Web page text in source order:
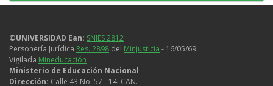
personales
©UNIVERSIDAD Ean: SNIES 2812
Personería Jurídica Res. 2898 del Minjusticia - 16/05/69
Vigilada Mineducación
Ministerio de Educación Nacional
Dirección: Calle 43 No. 57 - 14. CAN.